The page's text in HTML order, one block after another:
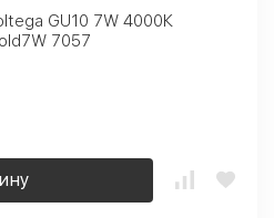
GU10 7W 4000К
7057